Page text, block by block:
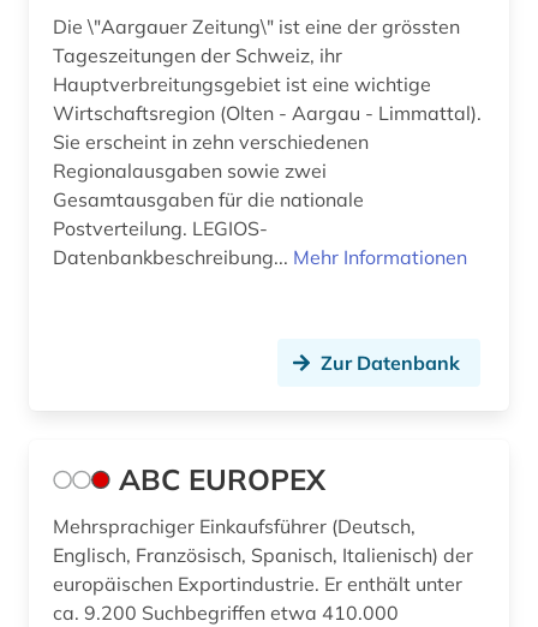
bern (3)
berne <wesermarsch> (1)
beruf (2)
berufliche bildung (1)
berufliche fortbildung (4)
beschaffung (2)
beschäftigung (1)
Die \"Aargauer Zeitung\" ist eine der grössten
Tageszeitungen der Schweiz, ihr
Hauptverbreitungsgebiet ist eine wichtige
Wirtschaftsregion (Olten - Aargau - Limmattal).
Sie erscheint in zehn verschiedenen
Regionalausgaben sowie zwei
Gesamtausgaben für die nationale
Postverteilung. LEGIOS-
Datenbankbeschreibung... Mehr Informationen
Zur Datenbank
ABC EUROPEX
Mehrsprachiger Einkaufsführer (Deutsch,
Englisch, Französisch, Spanisch, Italienisch) der
europäischen Exportindustrie. Er enthält unter
ca. 9.200 Suchbegriffen etwa 410.000